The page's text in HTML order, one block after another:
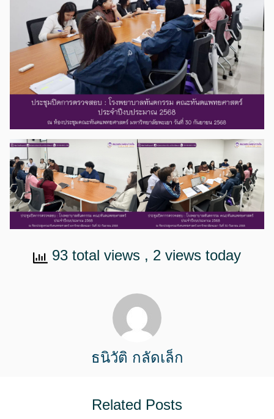
93 total views , 2 views today
ธนิวัติ กลัดเล็ก
Related Posts